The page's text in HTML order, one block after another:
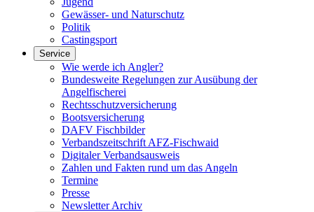
Gewässer- und Naturschutz
Politik
Castingsport
Service
Wie werde ich Angler?
Bundesweite Regelungen zur Ausübung der
Angelfischerei
Rechtsschutzversicherung
Bootsversicherung
DAFV Fischbilder
Verbandszeitschrift AFZ-Fischwaid
Digitaler Verbandsausweis
Zahlen und Fakten rund um das Angeln
Termine
Presse
Newsletter Archiv